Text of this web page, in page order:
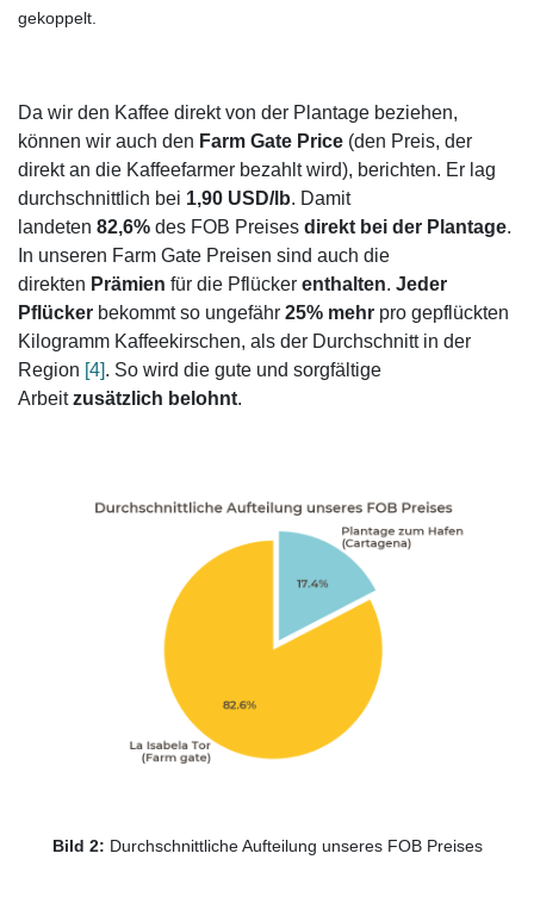
gekoppelt.
Da wir den Kaffee direkt von der Plantage beziehen,
können wir auch den Farm Gate Price (den Preis, der
direkt an die Kaffeefarmer bezahlt wird), berichten. Er lag
durchschnittlich bei 1,90 USD/lb. Damit
landeten 82,6% des FOB Preises direkt bei der Plantage.
In unseren Farm Gate Preisen sind auch die
direkten Prämien für die Pflücker enthalten. Jeder
Pflücker bekommt so ungefähr 25% mehr pro gepflückten
Kilogramm Kaffeekirschen, als der Durchschnitt in der
Region [4]. So wird die gute und sorgfältige
Arbeitzusätzlich belohnt.
Bild 2: Durchschnittliche Aufteilung unseres FOB Preises